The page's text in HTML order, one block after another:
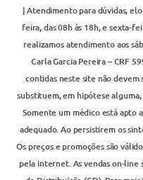
| Atendimento para dúvidas,
feira, das 08h às 18h, e sexta-
realizamos atendimento aos
Carla Garcia Pereira – CRF
contidas neste site não devem
substituem, em hipótese
Somente um médico está apto
adequado. Ao persistirem os
Os preços e promoções são
pela internet. As vendas on-line